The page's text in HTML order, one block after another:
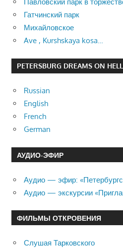
Гатчинский парк
Михайловское
Ave , Kurshskaya kosa…
PETERSBURG DREAMS ON
Russian
English
French
German
АУДИО-ЭФИР
Аудио — эфир:
Аудио — экскурсии
ФИЛЬМЫ ОТКРОВЕНИЯ
Слушая Тарковского